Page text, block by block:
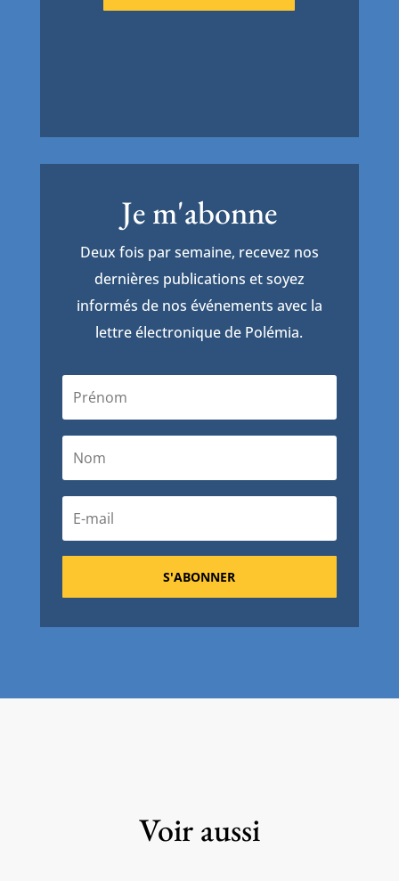
Je m'abonne
Deux fois par semaine, recevez nos
dernières publications et soyez
informés de nos événements avec la
lettre électronique de Polémia.
S'ABONNER
Voir aussi